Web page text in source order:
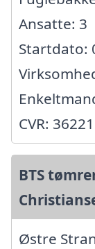
Ansatte: 3
Startdato:
CVR:
BTS
Østre